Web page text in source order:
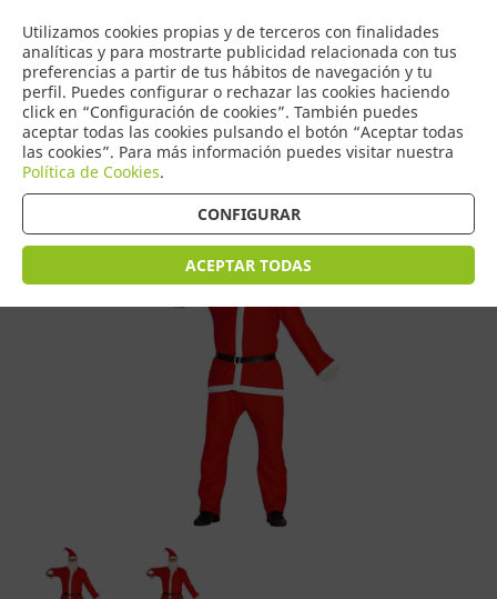
Utilizamos cookies propias y de terceros con finalidades
analíticas y para mostrarte publicidad relacionada con tus
preferencias a partir de tus hábitos de navegación y tu
perfil. Puedes configurar o rechazar las cookies haciendo
click en “Configuración de cookies”. También puedes
aceptar todas las cookies pulsando el botón “Aceptar todas
las cookies”. Para más información puedes visitar nuestra
Política de Cookies.
CONFIGURAR
ACEPTAR TODAS
0
COMERCIO
DE TORRIJOS
Tienda > Disfraces Navidad Adulto